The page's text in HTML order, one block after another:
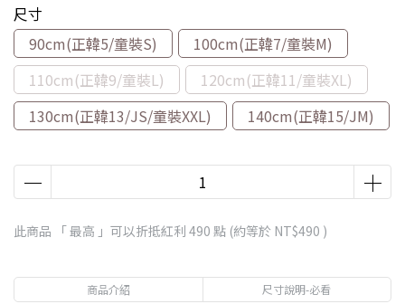
尺寸
90cm(正韓5/童裝S)
100cm(正韓7/童裝M)
110cm(正韓9/童裝L)
120cm(正韓11/童裝XL)
130cm(正韓13/JS/童裝XXL)
140cm(正韓15/JM)
此商品 「 最高 」可以折抵紅利 490 點 (約等於 NT$490 )
商品介紹 尺寸說明-必看